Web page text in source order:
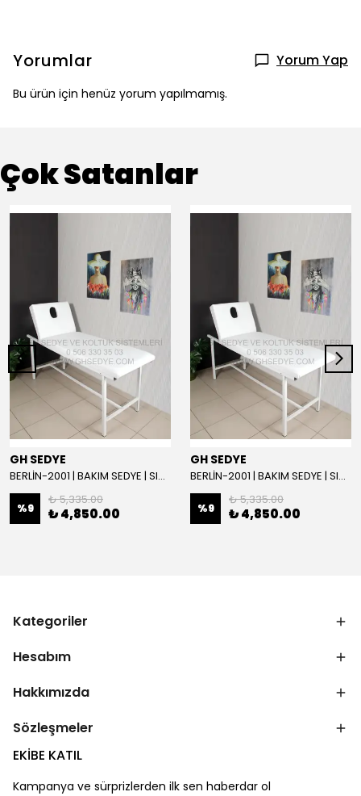
Yorumlar Yorum Yap
Bu ürün için henüz yorum yapılmamış.
Çok Satanlar
GH SEDYE
BERLİN-2001 | BAKIM SEDYE | SIRT AYARLI | BEYAZ
%9
₺ 5,335.00
₺ 4,850.00
GH SEDYE
BERLİN-2001 | BAKIM SEDYE | SIRT AYARLI
%9
₺ 5,335.00
₺ 4,850.00
Kategoriler
Hesabım
Hakkımızda
Sözleşmeler
EKİBE KATIL
Kampanya ve sürprizlerden ilk sen haberdar ol